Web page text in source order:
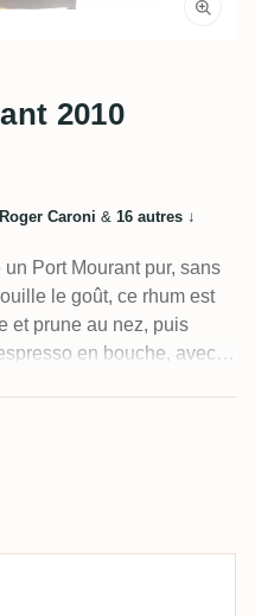
2010
Roger Caroni & 16 autres ↓
Port Mourant pur, sans
le goût, ce rhum est
et prune au nez, puis
en bouche, avec
Un dégustateur a